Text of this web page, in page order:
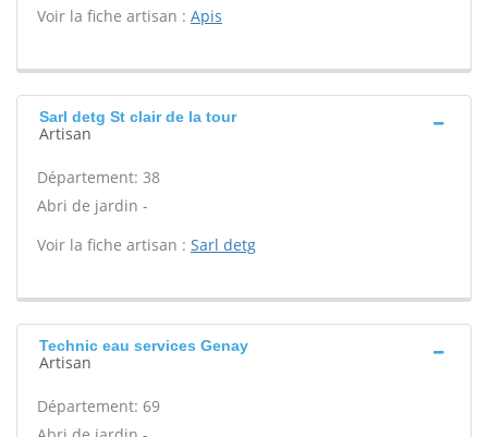
Voir la fiche artisan : Apis
Sarl detg St clair de la tour
Artisan
Département: 38
Abri de jardin -
Voir la fiche artisan : Sarl detg
Technic eau services Genay
Artisan
Département: 69